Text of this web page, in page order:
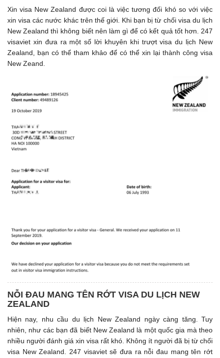
Xin visa New Zealand được coi là việc tương đối khó so với việc
xin visa các nước khác trên thế giới. Khi bạn bị từ chối visa du lịch
New Zealand thì không biết nên làm gì để có kết quả tốt hơn. 247
visaviet xin đưa ra một số lời khuyên khi trượt visa du lịch New
Zealand, bạn có thể tham khảo để có thể xin lại thành công visa
New Zeand.
NỖI ĐAU MANG TÊN RỚT VISA DU LỊCH NEW
ZEALAND
Hiện nay, nhu cầu du lịch New Zealand ngày càng tăng. Tuy
nhiên, như các bạn đã biết New Zealand là một quốc gia mà theo
nhiều người đánh giá xin visa rất khó. Không ít người đã bị từ chối
visa New Zealand. 247 visaviet sẽ đưa ra nỗi đau mang tên rớt